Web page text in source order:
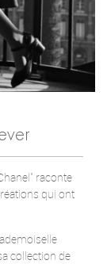
raconte
qui ont
collection de